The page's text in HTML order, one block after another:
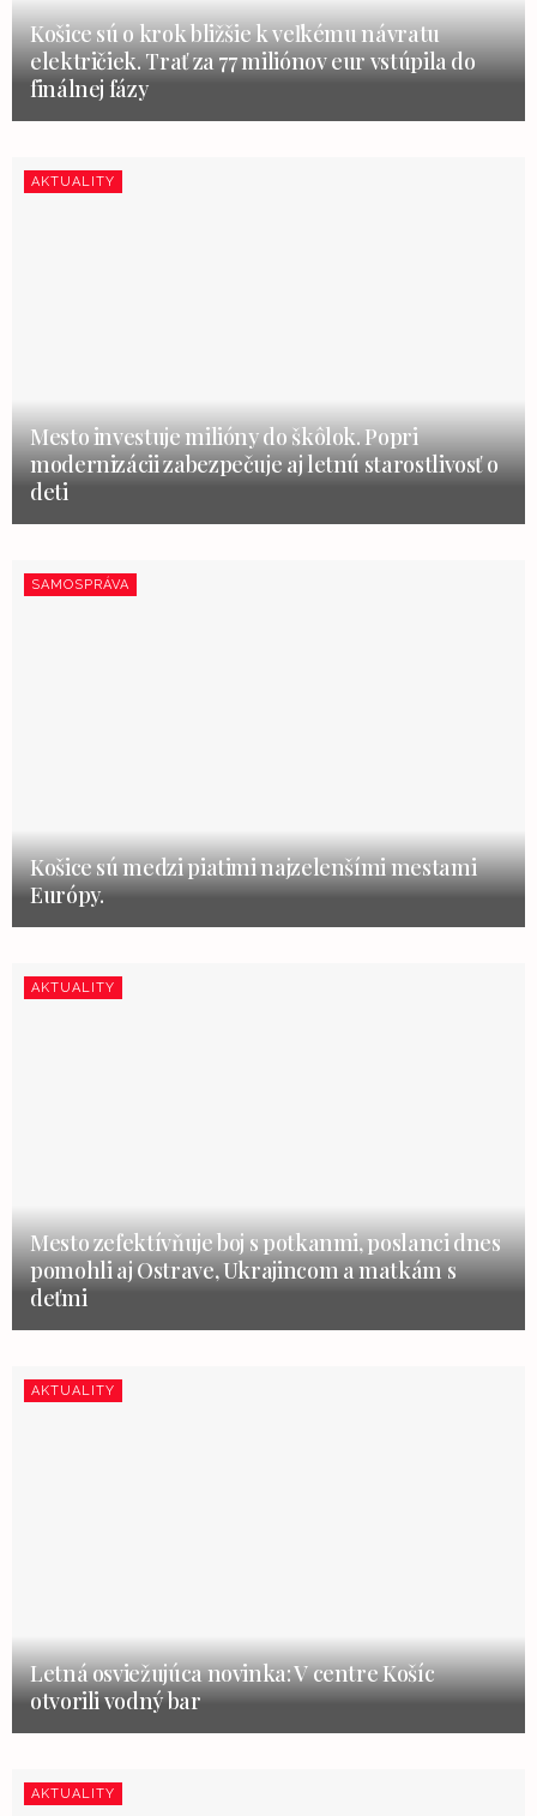
Košice sú o krok bližšie k veľkému návratu
električiek. Trať za 77 miliónov eur vstúpila do
finálnej fázy
AKTUALITY
Mesto investuje milióny do škôlok. Popri
modernizácii zabezpečuje aj letnú starostlivosť o
deti
SAMOSPRÁVA
Košice sú medzi piatimi najzelenšími mestami
Európy.
AKTUALITY
Mesto zefektívňuje boj s potkanmi, poslanci dnes
pomohli aj Ostrave, Ukrajincom a matkám s
deťmi
AKTUALITY
Letná osviežujúca novinka: V centre Košíc
otvorili vodný bar
AKTUALITY